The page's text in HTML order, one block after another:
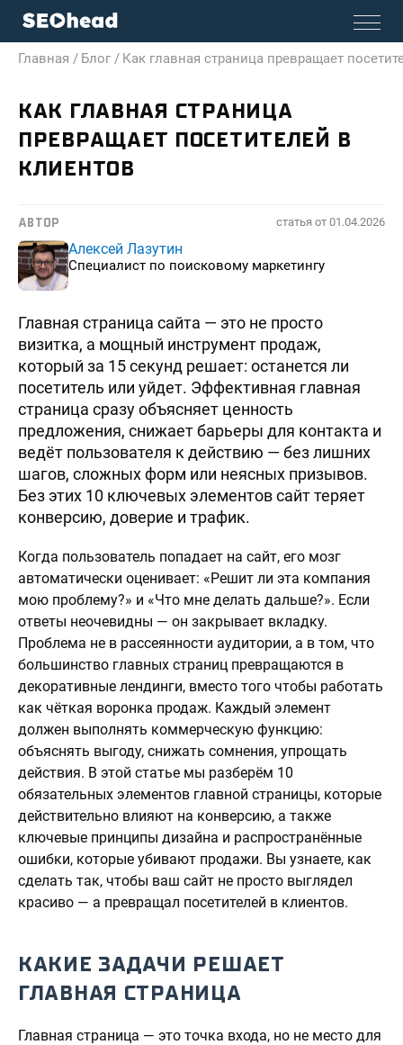
Главная / Блог / Как главная страница превращает
КАК ГЛАВНАЯ СТРАНИЦА
ПРЕВРАЩАЕТ ПОСЕТИТЕЛЕЙ В
КЛИЕНТОВ
АВТОР статья от 01.04.2026
Алексей Лазутин
Специалист по поисковому маркетингу
Главная страница сайта — это не просто
визитка, а мощный инструмент продаж,
который за 15 секунд решает: останется ли
посетитель или уйдет. Эффективная главная
страница сразу объясняет ценность
предложения, снижает барьеры для контакта и
ведёт пользователя к действию — без лишних
шагов, сложных форм или неясных призывов.
Без этих 10 ключевых элементов сайт теряет
конверсию, доверие и трафик.
Когда пользователь попадает на сайт, его мозг
автоматически оценивает: «Решит ли эта компания
мою проблему?» и «Что мне делать дальше?». Если
ответы неочевидны — он закрывает вкладку.
Проблема не в рассеянности аудитории, а в том, что
большинство главных страниц превращаются в
декоративные лендинги, вместо того чтобы работать
как чёткая воронка продаж. Каждый элемент
должен выполнять коммерческую функцию:
объяснять выгоду, снижать сомнения, упрощать
действия. В этой статье мы разберём 10
обязательных элементов главной страницы, которые
действительно влияют на конверсию, а также
ключевые принципы дизайна и распространённые
ошибки, которые убивают продажи. Вы узнаете, как
сделать так, чтобы ваш сайт не просто выглядел
красиво — а превращал посетителей в клиентов.
КАКИЕ ЗАДАЧИ РЕШАЕТ
ГЛАВНАЯ СТРАНИЦА
Главная страница — это точка входа, но не место для